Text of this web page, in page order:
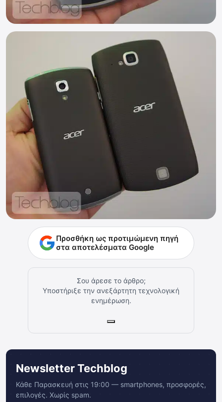
Προσθήκη ως προτιμώμενη πηγή
στα αποτελέσματα Google
Σου άρεσε το άρθρο;
Υποστήριξε την ανεξάρτητη τεχνολογική
ενημέρωση.
Newsletter Techblog
Κάθε Παρασκευή στις 19:00 — smartphones, προσφορές,
επιλογές. Χωρίς spam.